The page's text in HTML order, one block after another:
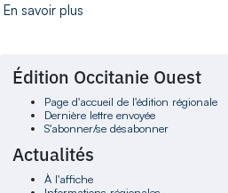
En savoir plus
Édition Occitanie Ouest
Page d'accueil de l'édition régionale
Dernière lettre envoyée
S'abonner/se désabonner
Actualités
À l'affiche